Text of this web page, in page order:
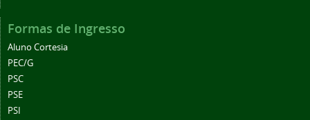
Formas de Ingresso
Aluno Cortesia
PEC/G
PSC
PSE
PSI